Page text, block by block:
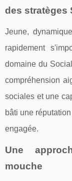
des stratèges
Jeune,
rapidement
domaine du
compréhension
sociales et une
bâti une
engagée.
Une
mouche